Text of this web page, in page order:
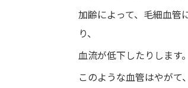
加齢によって、毛細血管
り、
血流が低下したりします。
このような血管はやがて